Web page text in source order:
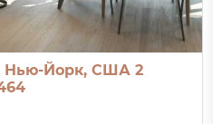
Нью-Йорк, США 2